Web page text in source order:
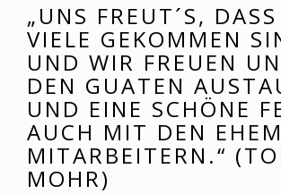
„UNS FREUT´S,
VIELE GEKOMMEN
UND WIR FREUEN
DEN GUATEN
UND EINE SCHÖNE
AUCH MIT DEN
MITARBEITERN.“
MOHR)